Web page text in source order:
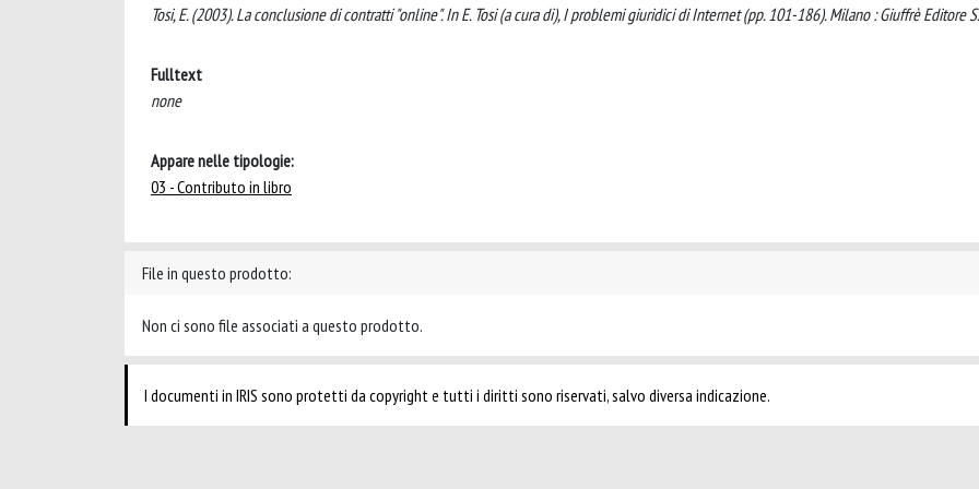
Tosi, E. (2003). La conclusione di contratti "online". In E. Tosi (a cura di), I problemi giuridici di Internet (pp. 101-186). Milano : Giuffrè Editore
Fulltext
none
Appare nelle tipologie:
03 - Contributo in libro
File in questo prodotto:
Non ci sono file associati a questo prodotto.
I documenti in IRIS sono protetti da copyright e tutti i diritti sono riservati, salvo diversa indicazione.